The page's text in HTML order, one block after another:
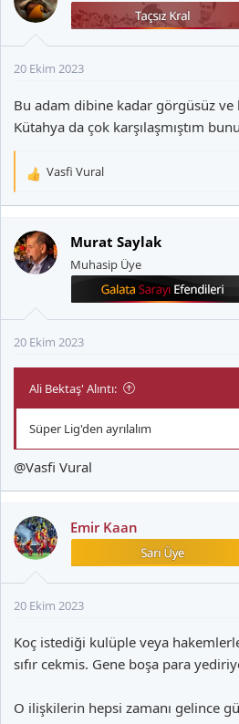
20 Ekim 2023
Bu adam dibine kadar görgüsüz
Kütahya da çok karşılaşmıştım
T
k
i
l
Vasfi Vural
Murat Saylak
Muhasip Üye
20 Ekim 2023
Ali Bektaş' Alıntı:
Süper Lig'den ayrılalım
@Vasfi Vural
Emir Kaan
20 Ekim 2023
Koç istediği kulüple veya
sıfır cekmis. Gene boşa para
O ilişkilerin hepsi zamanı gelince